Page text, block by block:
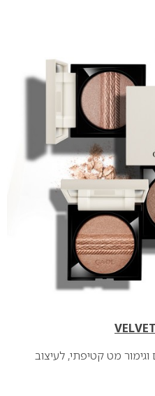
מט קטיפתי, לעיצוב